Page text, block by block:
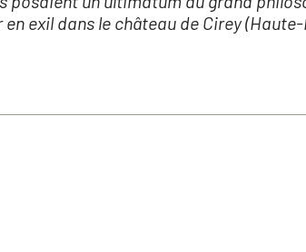
exil dans le château de Cirey